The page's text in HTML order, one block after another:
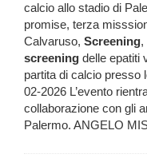
calcio allo stadio di
promise, terza
Calvaruso, Screening,
screening delle epatiti
partita di calcio presso
02-2026 L’evento
collaborazione con gli
Palermo. ANGELO